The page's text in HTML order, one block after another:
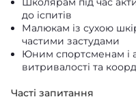
до іспитів
Малюкам із сухою
частими застудами
Юним спортсменам і
витривалості та
Часті запитання